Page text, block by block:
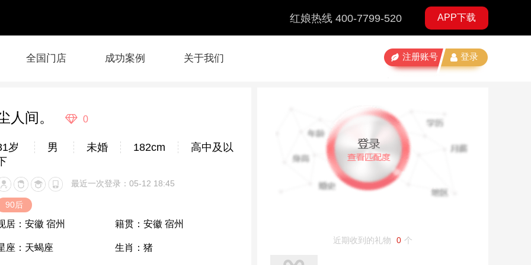
红娘热线 400-7799-520 APP下载
全国门店 成功案例 关于我们 登录
注册账号
人间。 0
岁 男 未婚 182cm
高中及以
最近一次登录：05-12 18:45
90后
居： 安徽 宿州 籍贯： 安徽 宿州
座： 天蝎座 生肖： 猪
近期收到的礼物 0 个